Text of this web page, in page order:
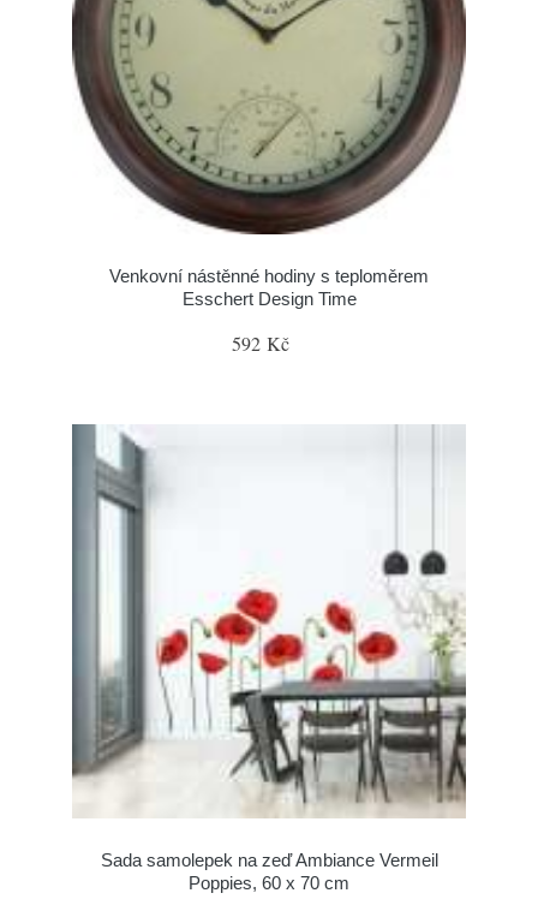
Venkovní nástěnné hodiny s teploměrem
Esschert Design Time
592 Kč
Sada samolepek na zeď Ambiance Vermeil
Poppies, 60 x 70 cm